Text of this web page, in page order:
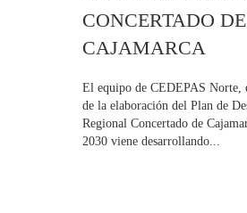
CONCERTADO DE
CAJAMARCA
El equipo de CEDEPAS Norte,
de la elaboración del Plan de
Regional Concertado de
2030 viene desarrollando...